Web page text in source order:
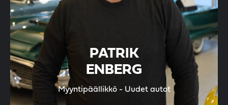
PATRIK
ENBERG
Myyntipäällikkö - Uudet autot